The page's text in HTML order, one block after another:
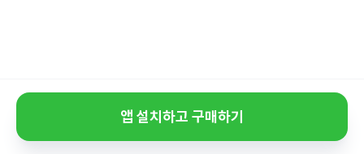
앱 설치하고 구매하기